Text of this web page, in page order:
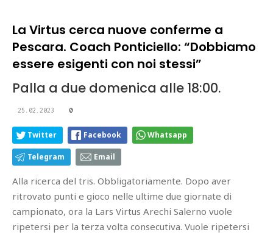
La Virtus cerca nuove conferme a
Pescara. Coach Ponticiello: “Dobbiamo
essere esigenti con noi stessi”
Palla a due domenica alle 18:00.
25.02.2023 0
Twitter Facebook Whatsapp
Telegram Email
Alla ricerca del tris. Obbligatoriamente. Dopo aver
ritrovato punti e gioco nelle ultime due giornate di
campionato, ora la Lars Virtus Arechi Salerno vuole
ripetersi per la terza volta consecutiva. Vuole ripetersi